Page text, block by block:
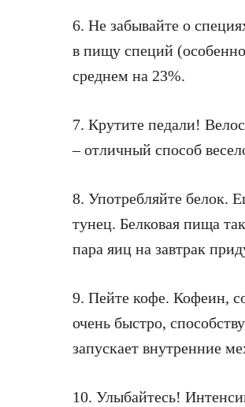
6. Не забывайте о
в пищу специй
среднем на 23%.
7. Крутите педали!
– отличный способ
8. Употребляйте белок.
тунец. Белковая пища
пара яиц на завтрак
9. Пейте кофе. Кофеин,
очень быстро,
запускает внутренние
10. Улыбайтесь!